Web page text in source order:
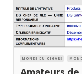
MONDE DU CIGARE
Amateurs de